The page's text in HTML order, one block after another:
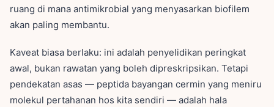
ruang di mana antimikrobial yang menyasarkan biofilem
akan paling membantu.
Kaveat biasa berlaku: ini adalah penyelidikan peringkat
awal, bukan rawatan yang boleh dipreskripsikan. Tetapi
pendekatan asas — peptida bayangan cermin yang meniru
molekul pertahanan hos kita sendiri — adalah hala